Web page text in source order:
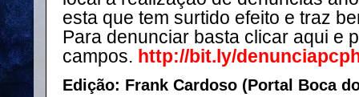
esta que tem surtido efeito e traz
Para denunciar basta clicar aqui e
campos. http://bit.ly/
Edição: Frank Cardoso (Portal Boca